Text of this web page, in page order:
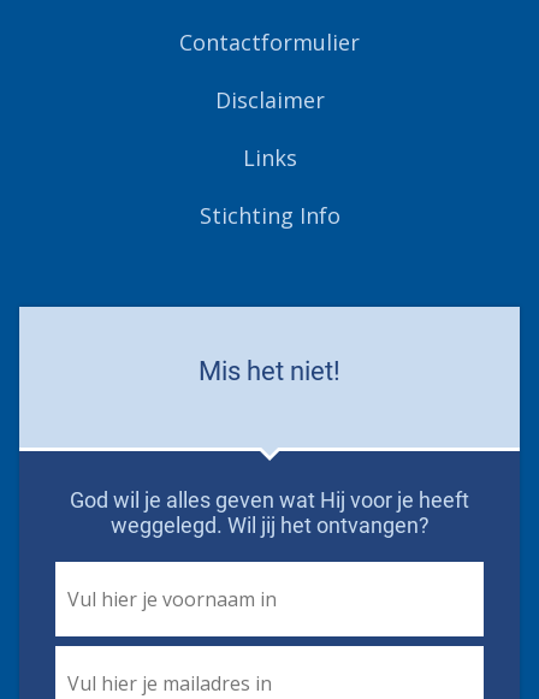
Contactformulier
Disclaimer
Links
Stichting Info
Mis het niet!
God wil je alles geven wat Hij voor je heeft
weggelegd. Wil jij het ontvangen?
Name *